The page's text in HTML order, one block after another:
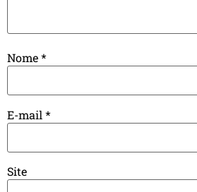
Nome*
E-mail *
Site